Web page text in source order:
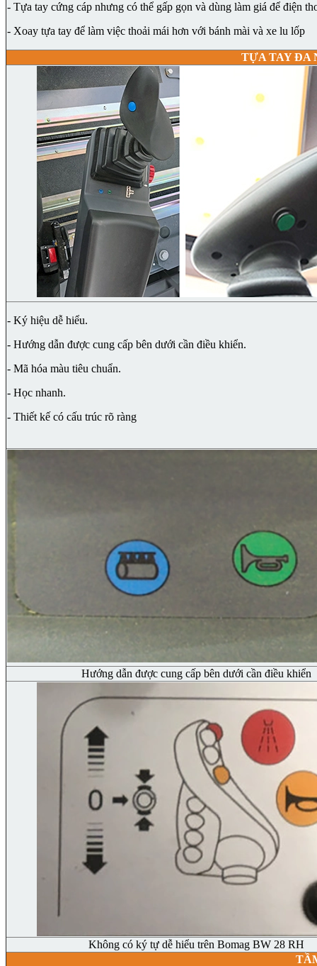
- Tựa tay cứng cáp nhưng có thể gấp gọn và dùng làm giá để điện
- Xoay tựa tay để làm việc thoải mái hơn với bánh mài và xe lu lốp
TỰA TAY ĐA
- Ký hiệu dễ hiểu.
- Hướng dẫn được cung cấp bên dưới cần điều khiển.
- Mã hóa màu tiêu chuẩn.
- Học nhanh.
- Thiết kế có cấu trúc rõ ràng
Hướng dẫn được cung cấp bên dưới cần điều khiển
Không có ký tự dễ hiểu trên Bomag BW 28 RH